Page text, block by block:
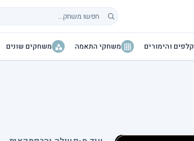
חיפוש משחקים
קלפים והימורים משחקי התאמה משחקים שונים